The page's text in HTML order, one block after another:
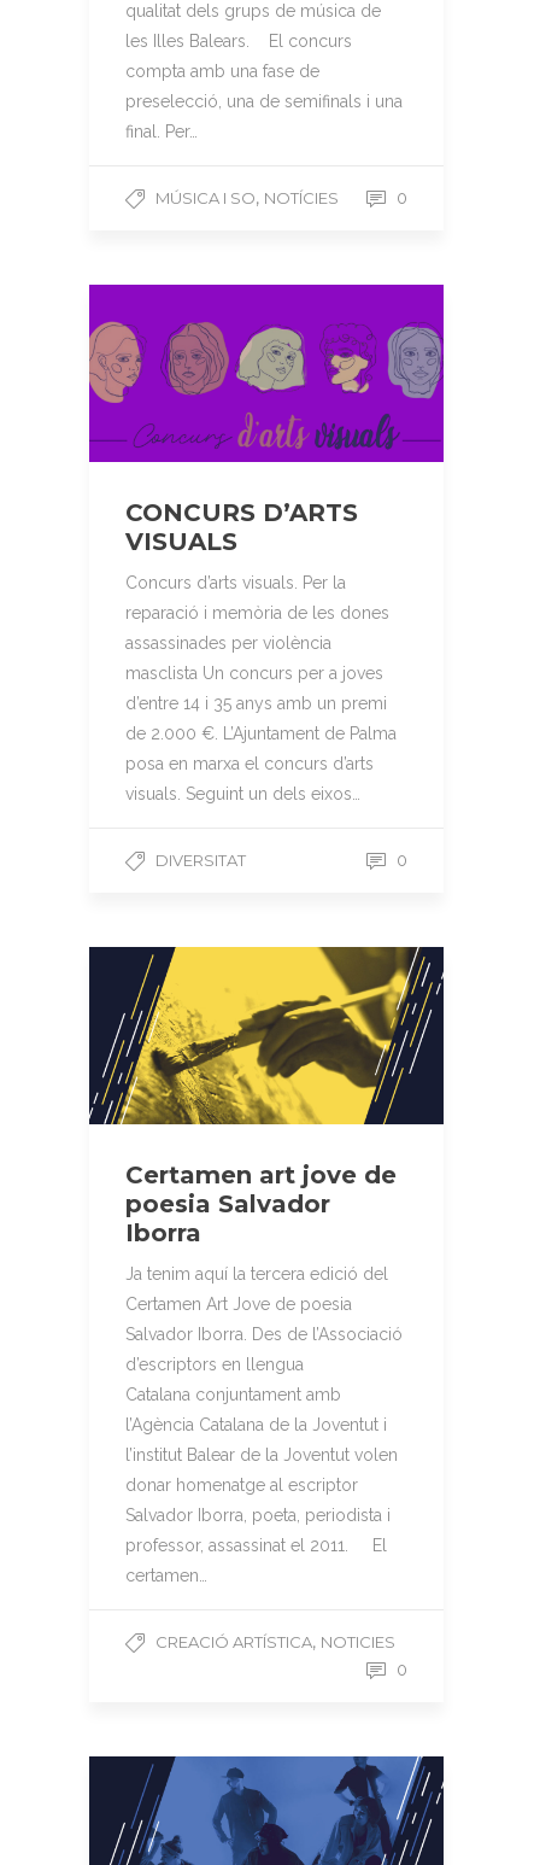
qualitat dels grups de música de
les Illes Balears. El concurs
compta amb una fase de
preselecció, una de semifinals i una
final. Per…
MÚSICA I SO, NOTÍCIES 0
CONCURS D’ARTS
VISUALS
Concurs d’arts visuals. Per la
reparació i memòria de les dones
assassinades per violència
masclista Un concurs per a joves
d’entre 14 i 35 anys amb un premi
de 2.000 €. L’Ajuntament de Palma
posa en marxa el concurs d’arts
visuals. Seguint un dels eixos…
DIVERSITAT 0
Certamen art jove de
poesia Salvador
Iborra
Ja tenim aquí la tercera edició del
Certamen Art Jove de poesia
Salvador Iborra. Des de l’Associació
d’escriptors en llengua
Catalana conjuntament amb
l’Agència Catalana de la Joventut i
l’institut Balear de la Joventut volen
donar homenatge al escriptor
Salvador Iborra, poeta, periodista i
professor, assassinat el 2011. El
certamen…
CREACIÓ ARTÍSTICA, NOTICIES
0